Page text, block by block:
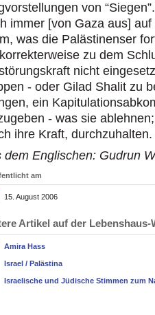
von
immer [von Gaza aus]
was die Palästinenser
zu dem
nicht
- oder Gilad Shalit zu
ein
- was sie
ihre Kraft, durchzuhalten.
dem Englischen: Gudrun
am
15. August 2006
Artikel auf der
Amira Hass
Israel / Palästina
Israelische und Jüdische Stimmen zum